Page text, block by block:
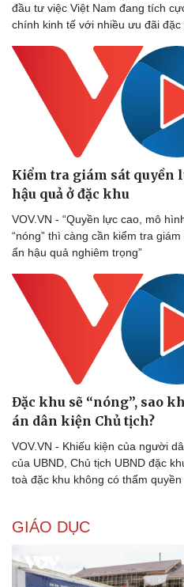
Doanh nghiệp
Thông tin doanh nghiệp
Doanh nghiệp 24h
Doanh nhân
Vì cộng đồng
đầu tư việc Việt Nam đang tích
chính kinh tế với nhiều ưu đãi đặc
Kiểm tra giám sát quyền
hậu quả ở đặc khu
VOV.VN - “Quyền lực cao, mô
“nóng” thì càng cần kiểm tra
ẩn hậu quả nghiêm trọng”
Đặc khu sẽ “nóng”, sao
án dân kiện Chủ tịch?
VOV.VN - Khiếu kiện của người
của UBND, Chủ tịch UBND đặc
toà đặc khu không có thẩm quyền
GIÁO DỤC